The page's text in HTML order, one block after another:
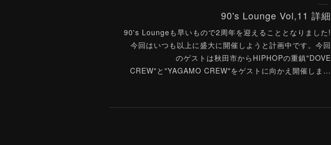
90's Lounge Vol,11 詳細
90's Loungeも早いもので2周年を迎えることとなりました!
今回はいつも以上に盛大に開催しようと計画中です。今回
のゲストは秋田市からHIPHOPの重鎮"DOVE
CREW"と"YAGAMO CREW"をゲストに向かえ開催しま…